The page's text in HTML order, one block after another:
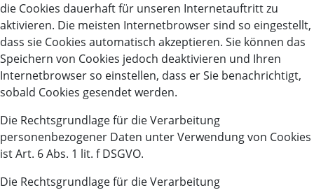
die Cookies dauerhaft für unseren Internetauftritt zu
aktivieren. Die meisten Internetbrowser sind so eingestellt,
dass sie Cookies automatisch akzeptieren. Sie können das
Speichern von Cookies jedoch deaktivieren und Ihren
Internetbrowser so einstellen, dass er Sie benachrichtigt,
sobald Cookies gesendet werden.
Die Rechtsgrundlage für die Verarbeitung
personenbezogener Daten unter Verwendung von Cookies
ist Art. 6 Abs. 1 lit. f DSGVO.
Die Rechtsgrundlage für die Verarbeitung